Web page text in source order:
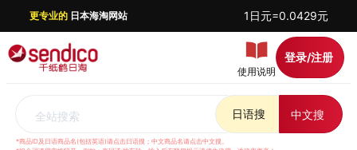
更专业的日本海淘网站 1日元=0.0429元
使用说明
登录/注册
全站搜索 日语搜 中文搜
*商品ID及日语商品名(包括英语)请点击日语搜；中文商品名请点击中文搜。